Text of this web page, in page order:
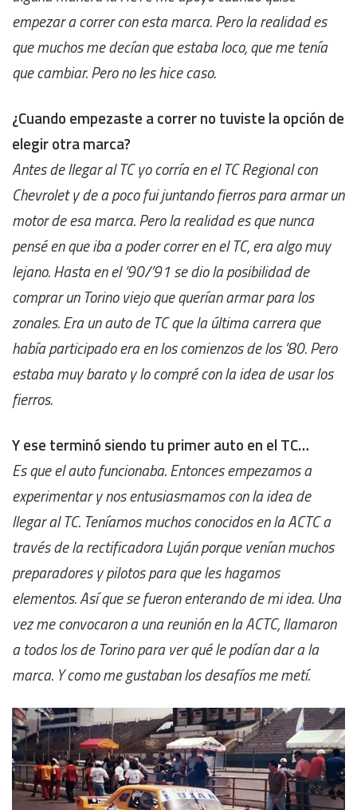
empezar a correr con esta marca. Pero la realidad es
que muchos me decían que estaba loco, que me tenía
que cambiar. Pero no les hice caso.
¿Cuando empezaste a correr no tuviste la opción de
elegir otra marca?
Antes de llegar al TC yo corría en el TC Regional con
Chevrolet y de a poco fui juntando fierros para armar un
motor de esa marca. Pero la realidad es que nunca
pensé en que iba a poder correr en el TC, era algo muy
lejano. Hasta en el ‘90/’91 se dio la posibilidad de
comprar un Torino viejo que querían armar para los
zonales. Era un auto de TC que la última carrera que
había participado era en los comienzos de los ’80. Pero
estaba muy barato y lo compré con la idea de usar los
fierros.
Y ese terminó siendo tu primer auto en el TC…
Es que el auto funcionaba. Entonces empezamos a
experimentar y nos entusiasmamos con la idea de
llegar al TC. Teníamos muchos conocidos en la ACTC a
través de la rectificadora Luján porque venían muchos
preparadores y pilotos para que les hagamos
elementos. Así que se fueron enterando de mi idea. Una
vez me convocaron a una reunión en la ACTC, llamaron
a todos los de Torino para ver qué le podían dar a la
marca. Y como me gustaban los desafíos me metí.